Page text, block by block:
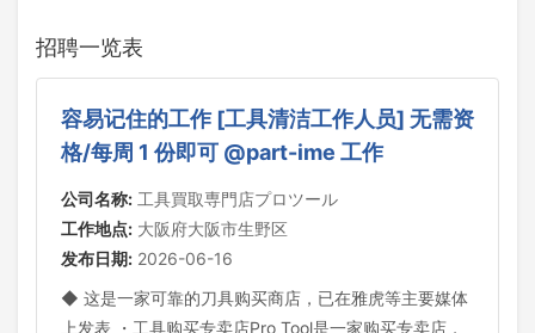
招聘一览表
容易记住的工作 [工具清洁工作人员] 无需资
格/每周 1 份即可 @part-ime 工作
公司名称: 工具買取専門店プロツール
工作地点: 大阪府大阪市生野区
发布日期: 2026-06-16
◆ 这是一家可靠的刀具购买商店，已在雅虎等主要媒体
上发表 ・工具购买专卖店Pro Tool是一家购买专卖店，